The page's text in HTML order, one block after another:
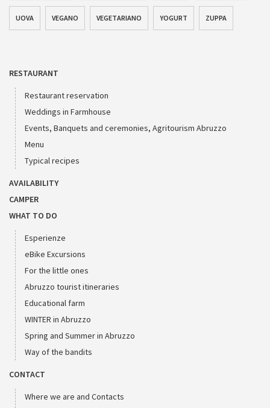
UOVA VEGANO VEGETARIANO YOGURT ZUPPA
RESTAURANT
Restaurant reservation
Weddings in Farmhouse
Events, Banquets and ceremonies, Agritourism Abruzzo
Menu
Typical recipes
AVAILABILITY
CAMPER
WHAT TO DO
Esperienze
eBike Excursions
For the little ones
Abruzzo tourist itineraries
Educational farm
WINTER in Abruzzo
Spring and Summer in Abruzzo
Way of the bandits
CONTACT
Where we are and Contacts